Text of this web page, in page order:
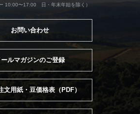
ー 10:00〜17:00 日・年末年始を除く）
お問い合わせ
ールマガジンのご登録
文用紙・豆価格表（PDF）